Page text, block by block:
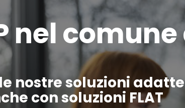
nel comune
nostre soluzioni
con soluzioni FLAT